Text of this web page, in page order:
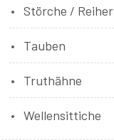
Störche / Reiher
Tauben
Truthähne
Wellensittiche